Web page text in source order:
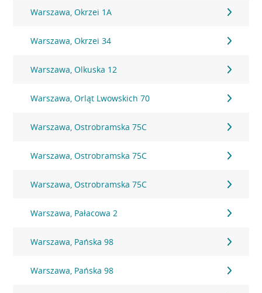
Warszawa, Okrzei 1A
Warszawa, Okrzei 34
Warszawa, Olkuska 12
Warszawa, Orląt Lwowskich 70
Warszawa, Ostrobramska 75C
Warszawa, Ostrobramska 75C
Warszawa, Ostrobramska 75C
Warszawa, Pałacowa 2
Warszawa, Pańska 98
Warszawa, Pańska 98